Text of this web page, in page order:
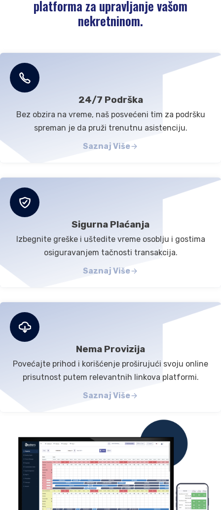
Kontaktirajte nas
platforma za upravljanje vašom
nekretninom.
24/7 Podrška
Bez obzira na vreme, naš posvećeni tim za podršku
spreman je da pruži trenutnu asistenciju.
Saznaj Više
Sigurna Plaćanja
Izbegnite greške i uštedite vreme osoblju i gostima
osiguravanjem tačnosti transakcija.
Saznaj Više
Nema Provizija
Povećajte prihod i korišćenje proširujući svoju online
prisutnost putem relevantnih linkova platformi.
Saznaj Više